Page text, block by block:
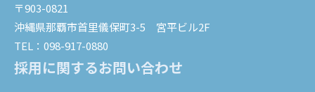
〒903-0821
沖縄県那覇市首里儀保町3-5 宮平ビル2F
TEL：098-917-0880
採用に関するお問い合わせ